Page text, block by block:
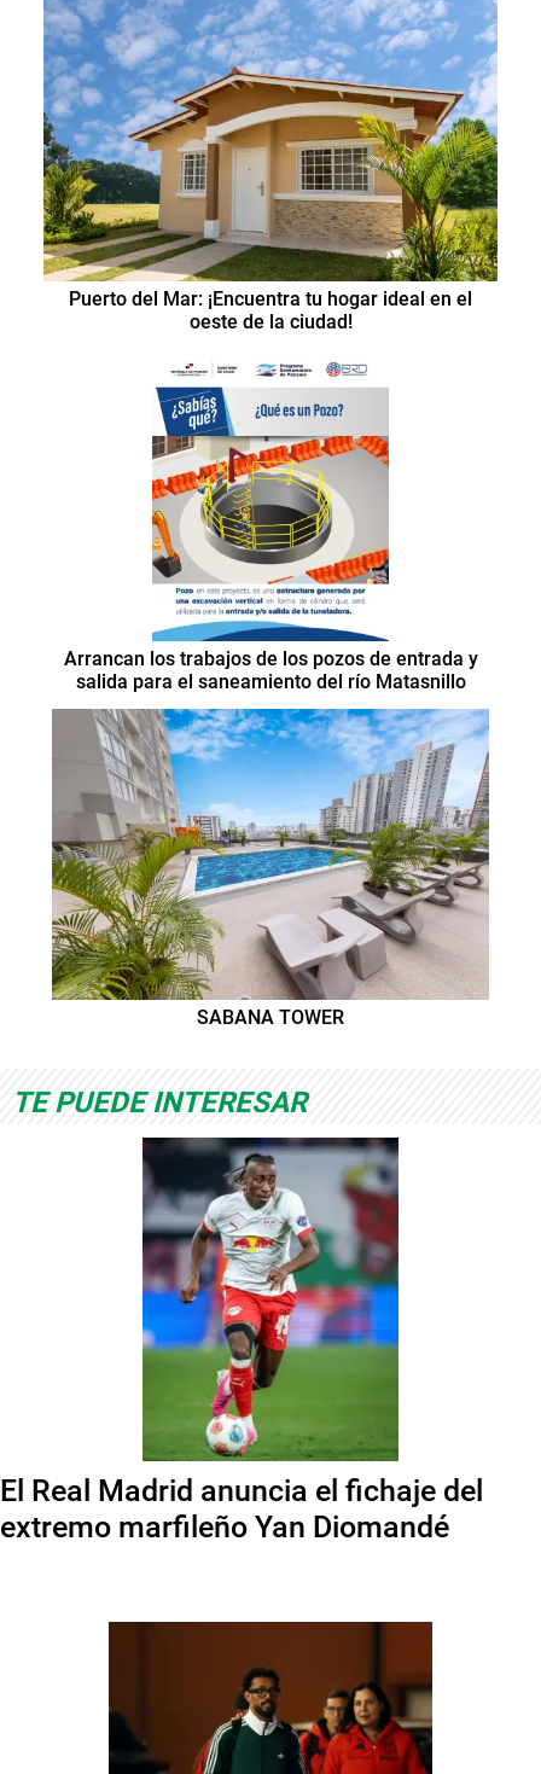
Puerto del Mar: ¡Encuentra tu hogar ideal en el
oeste de la ciudad!
Arrancan los trabajos de los pozos de entrada y
salida para el saneamiento del río Matasnillo
SABANA TOWER
TE PUEDE INTERESAR
El Real Madrid anuncia el fichaje del
extremo marfileño Yan Diomandé